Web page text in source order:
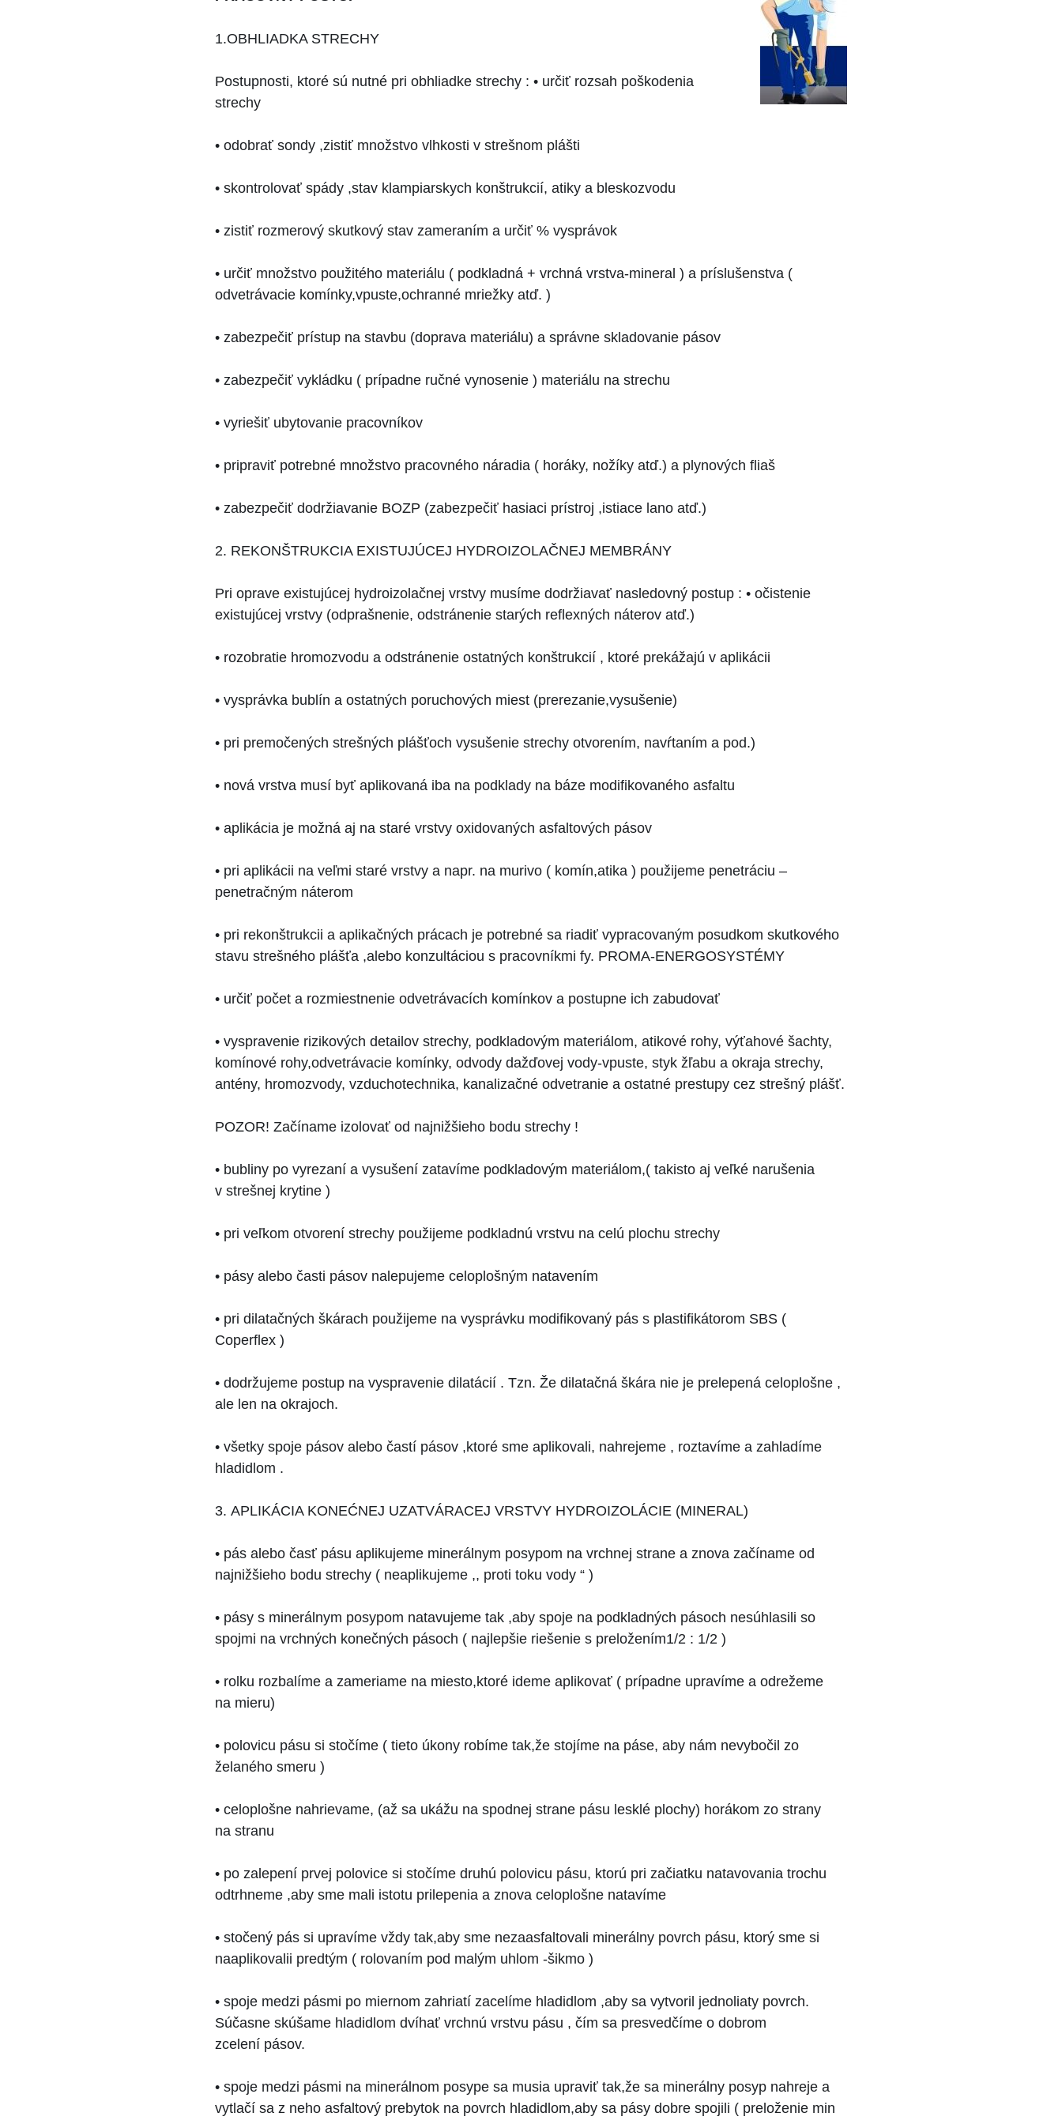
1.OBHLIADKA STRECHY
Postupnosti, ktoré sú nutné pri obhliadke strechy : • určiť rozsah poškodenia
strechy
• odobrať sondy ,zistiť množstvo vlhkosti v strešnom plášti
• skontrolovať spády ,stav klampiarskych konštrukcií, atiky a bleskozvodu
• zistiť rozmerový skutkový stav zameraním a určiť % vysprávok
• určiť množstvo použitého materiálu ( podkladná + vrchná vrstva-mineral ) a príslušenstva (
odvetrávacie komínky,vpuste,ochran­né mriežky atď. )
• zabezpečiť prístup na stavbu (doprava materiálu) a správne skladovanie pásov
• zabezpečiť vykládku ( prípadne ručné vynosenie ) materiálu na strechu
• vyriešiť ubytovanie pracovníkov
• pripraviť potrebné množstvo pracovného náradia ( horáky, nožíky atď.) a plynových fliaš
• zabezpečiť dodržiavanie BOZP (zabezpečiť hasiaci prístroj ,istiace lano atď.)
2. REKONŠTRUKCIA EXISTUJÚCEJ HYDROIZOLAČNEJ MEMBRÁNY
Pri oprave existujúcej hydroizolačnej vrstvy musíme dodržiavať nasledovný postup : • očistenie
existujúcej vrstvy (odprašnenie, odstránenie starých reflexných náterov atď.)
• rozobratie hromozvodu a odstránenie ostatných konštrukcií , ktoré prekážajú v aplikácii
• vysprávka bublín a ostatných poruchových miest (prerezanie,vy­sušenie)
• pri premočených strešných plášťoch vysušenie strechy otvorením, navŕtaním a pod.)
• nová vrstva musí byť aplikovaná iba na podklady na báze modifikovaného asfaltu
• aplikácia je možná aj na staré vrstvy oxidovaných asfaltových pásov
• pri aplikácii na veľmi staré vrstvy a napr. na murivo ( komín,atika ) použijeme penetráciu –
penetračným náterom
• pri rekonštrukcii a aplikačných prácach je potrebné sa riadiť vypracovaným posudkom skutkového
stavu strešného plášťa ,alebo konzultáciou s pracovníkmi fy. PROMA-ENERGOSYSTÉMY
• určiť počet a rozmiestnenie odvetrávacích komínkov a postupne ich zabudovať
• vyspravenie rizikových detailov strechy, podkladovým materiálom, atikové rohy, výťahové šachty,
komínové rohy,odvetrávacie komínky, odvody dažďovej vody-vpuste, styk žľabu a okraja strechy,
antény, hromozvody, vzduchotechnika, kanalizačné odvetranie a ostatné prestupy cez strešný plášť.
POZOR! Začíname izolovať od najnižšieho bodu strechy !
• bubliny po vyrezaní a vysušení zatavíme podkladovým materiálom,( takisto aj veľké narušenia
v strešnej krytine )
• pri veľkom otvorení strechy použijeme podkladnú vrstvu na celú plochu strechy
• pásy alebo časti pásov nalepujeme celoplošným natavením
• pri dilatačných škárach použijeme na vysprávku modifikovaný pás s plastifikátorom SBS (
Coperflex )
• dodržujeme postup na vyspravenie dilatácií . Tzn. Že dilatačná škára nie je prelepená celoplošne ,
ale len na okrajoch.
• všetky spoje pásov alebo častí pásov ,ktoré sme aplikovali, nahrejeme , roztavíme a zahladíme
hladidlom .
3. APLIKÁCIA KONEĆNEJ UZATVÁRACEJ VRSTVY HYDROIZOLÁCIE (MINERAL)
• pás alebo časť pásu aplikujeme minerálnym posypom na vrchnej strane a znova začíname od
najnižšieho bodu strechy ( neaplikujeme ,, proti toku vody “ )
• pásy s minerálnym posypom natavujeme tak ,aby spoje na podkladných pásoch nesúhlasili so
spojmi na vrchných konečných pásoch ( najlepšie riešenie s preložením1/2 : 1/2 )
• rolku rozbalíme a zameriame na miesto,ktoré ideme aplikovať ( prípadne upravíme a odrežeme
na mieru)
• polovicu pásu si stočíme ( tieto úkony robíme tak,že stojíme na páse, aby nám nevybočil zo
želaného smeru )
• celoplošne nahrievame, (až sa ukážu na spodnej strane pásu lesklé plochy) horákom zo strany
na stranu
• po zalepení prvej polovice si stočíme druhú polovicu pásu, ktorú pri začiatku natavovania trochu
odtrhneme ,aby sme mali istotu prilepenia a znova celoplošne natavíme
• stočený pás si upravíme vždy tak,aby sme nezaasfaltovali minerálny povrch pásu, ktorý sme si
naaplikovalii predtým ( rolovaním pod malým uhlom -šikmo )
• spoje medzi pásmi po miernom zahriatí zacelíme hladidlom ,aby sa vytvoril jednoliaty povrch.
Súčasne skúšame hladidlom dvíhať vrchnú vrstvu pásu , čím sa presvedčíme o dobrom
zcelení pásov.
• spoje medzi pásmi na minerálnom posype sa musia upraviť tak,že sa minerálny posyp nahreje a
vytlačí sa z neho asfaltový prebytok na povrch hladidlom,aby sa pásy dobre spojili ( preloženie min